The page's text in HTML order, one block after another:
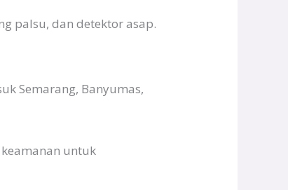
palsu, dan detektor asap.
Semarang, Banyumas,
untuk